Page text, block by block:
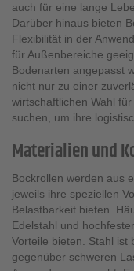
auch für eine lange
Darüber hinaus bieten
Flexibilität in der
für Außenbereiche
Bodenarten angepasst
nicht nur zu einer
wirtschaftlichen Wahl
suchen, um ihre
Materialien und
Bockrollen werden aus
jeweils ihre speziellen
Belastbarkeit bieten.
Edelstahl und
Vorteile bieten. Stahl ist
gegenüber schweren